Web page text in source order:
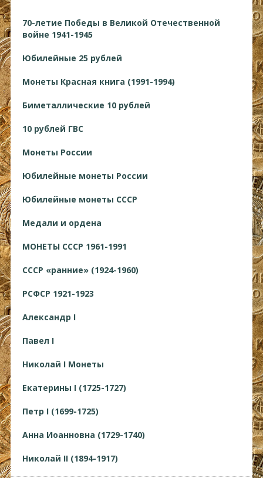
70-летие Победы в Великой Отечественной
войне 1941-1945
Юбилейные 25 рублей
Монеты Красная книга (1991-1994)
Биметаллические 10 рублей
10 рублей ГВС
Монеты России
Юбилейные монеты России
Юбилейные монеты СССР
Медали и ордена
МОНЕТЫ СССР 1961-1991
СССР «ранние» (1924-1960)
РСФСР 1921-1923
Александр I
Павел I
Николай I Монеты
Екатерины I (1725-1727)
Петр I (1699-1725)
Анна Иоанновна (1729-1740)
Николай II (1894-1917)